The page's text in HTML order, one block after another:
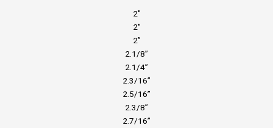
2″
2″
2”
2.1/8”
2.1/4”
2.3/16”
2.5/16”
2.3/8”
2.7/16”